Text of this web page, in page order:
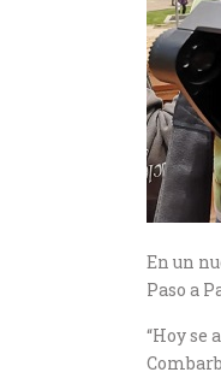
En un
Paso a
“Hoy se